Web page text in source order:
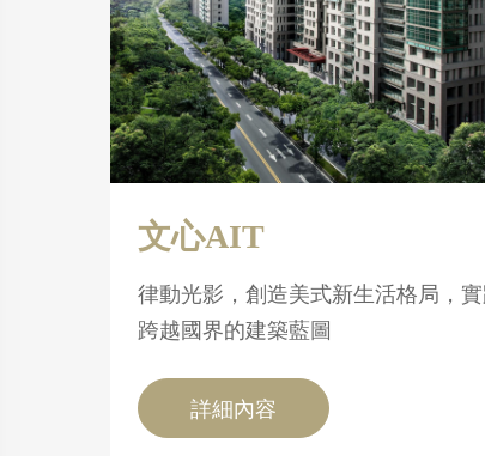
文心AIT
律動光影，創造美式新生活格局，
跨越國界的建築藍圖
詳細內容